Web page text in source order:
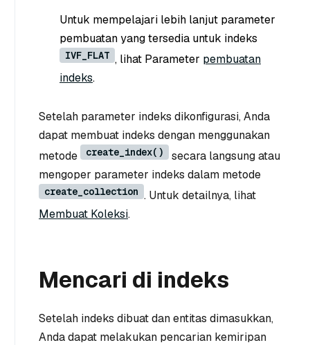
Untuk mempelajari lebih lanjut parameter
pembuatan yang tersedia untuk indeks
IVF_FLAT , lihat Parameter pembuatan
indeks.
Setelah parameter indeks dikonfigurasi, Anda
dapat membuat indeks dengan menggunakan
metode
create_index()
secara langsung atau
mengoper parameter indeks dalam metode
create_collection . Untuk detailnya, lihat
Membuat Koleksi.
Mencari di indeks
Setelah indeks dibuat dan entitas dimasukkan,
Anda dapat melakukan pencarian kemiripan